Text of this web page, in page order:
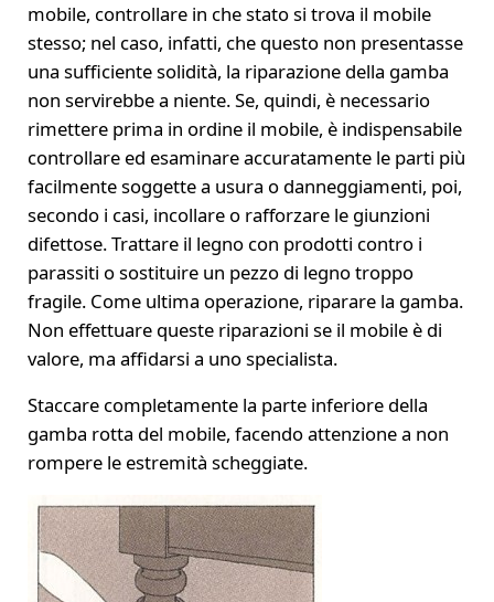
mobile, controllare in che stato si trova il mobile
stesso; nel caso, infatti, che questo non presentasse
una sufficiente solidità, la riparazione della gamba
non servirebbe a niente. Se, quindi, è necessario
rimettere prima in ordine il mobile, è indispensabile
controllare ed esaminare accuratamente le parti più
facilmente soggette a usura o danneggiamenti, poi,
secondo i casi, incollare o rafforzare le giunzioni
difettose. Trattare il legno con prodotti contro i
parassiti o sostituire un pezzo di legno troppo
fragile. Come ultima operazione, riparare la gamba.
Non effettuare queste riparazioni se il mobile è di
valore, ma affidarsi a uno specialista.
Staccare completamente la parte inferiore della
gamba rotta del mobile, facendo attenzione a non
rompere le estremità scheggiate.